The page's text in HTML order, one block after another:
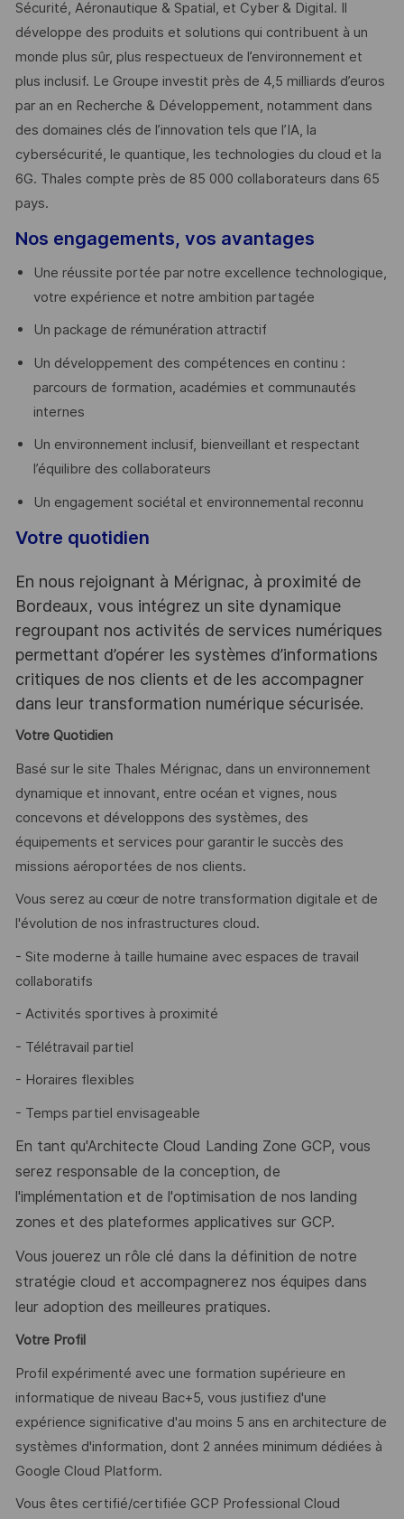
Sécurité, Aéronautique & Spatial, et Cyber & Digital. Il
développe des produits et solutions qui contribuent à un
monde plus sûr, plus respectueux de l’environnement et
plus inclusif. Le Groupe investit près de 4,5 milliards d’euros
par an en Recherche & Développement, notamment dans
des domaines clés de l’innovation tels que l’IA, la
cybersécurité, le quantique, les technologies du cloud et la
6G. Thales compte près de 85 000 collaborateurs dans 65
pays. ​
Nos engagements, vos avantages
Une réussite portée par notre excellence technologique,
votre expérience et notre ambition partagée
Un package de rémunération attractif
Un développement des compétences en continu :
parcours de formation, académies et communautés
internes
Un environnement inclusif, bienveillant et respectant
l’équilibre des collaborateurs
Un engagement sociétal et environnemental reconnu
Votre quotidien
En nous rejoignant à Mérignac, à proximité de
Bordeaux, vous intégrez un site dynamique
regroupant nos activités de services numériques
permettant d’opérer les systèmes d’informations
critiques de nos clients et de les accompagner
dans leur transformation numérique sécurisée.
Votre Quotidien
Basé sur le site Thales Mérignac, dans un environnement
dynamique et innovant, entre océan et vignes, nous
concevons et développons des systèmes, des
équipements et services pour garantir le succès des
missions aéroportées de nos clients.
Vous serez au cœur de notre transformation digitale et de
l'évolution de nos infrastructures cloud.
- Site moderne à taille humaine avec espaces de travail
collaboratifs
- Activités sportives à proximité
- Télétravail partiel
- Horaires flexibles
- Temps partiel envisageable
En tant qu'Architecte Cloud Landing Zone GCP, vous
serez responsable de la conception, de
l'implémentation et de l'optimisation de nos landing
zones et des plateformes applicatives sur GCP.
Vous jouerez un rôle clé dans la définition de notre
stratégie cloud et accompagnerez nos équipes dans
leur adoption des meilleures pratiques.
Votre Profil
Profil expérimenté avec une formation supérieure en
informatique de niveau Bac+5, vous justifiez d'une
expérience significative d'au moins 5 ans en architecture de
systèmes d'information, dont 2 années minimum dédiées à
Google Cloud Platform.
Vous êtes certifié/certifiée GCP Professional Cloud